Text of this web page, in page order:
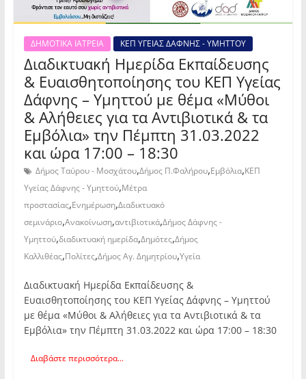
ΔΗΜΟΤΙΚΑ ΙΑΤΡΕΙΑ ΚΕΠ ΥΓΕΙΑΣ ΔΑΦΝΗΣ - ΥΜΗΤΤΟΥ
Διαδικτυακή Ημερίδα Εκπαίδευσης
& Ευαισθητοποίησης του ΚΕΠ Υγείας
Δάφνης – Υμηττού με θέμα «Μύθοι
& Αλήθειες για τα Αντιβιοτικά & τα
Εμβόλια» την Πέμπτη 31.03.2022
και ώρα 17:00 – 18:30
Δήμος Ταύρου - Μοσχάτου,Δήμος Π.Φαλήρου,Εμβόλια,ΚΕΠ
Υγείας Δάφνης - Υμηττού,Μέτρα
προστασίας,Ενημέρωση,Διαδικτυακό
σεμινάριο,Ανακοίνωση,αντιβιοτικά,Δήμος Δάφνης -
Υμηττού,διαδικτυακή ημερίδα,Δημότες,Δήμος
Καλλιθέας,Πολίτες,Δήμος Αγ. Δημητρίου,Υγεία
Διαδικτυακή Ημερίδα Εκπαίδευσης &
Ευαισθητοποίησης του ΚΕΠ Υγείας Δάφνης – Υμηττού
με θέμα «Μύθοι & Αλήθειες για τα Αντιβιοτικά & τα
Εμβόλια» την Πέμπτη 31.03.2022 και ώρα 17:00 – 18:30
Διαβάστε περισσότερα...